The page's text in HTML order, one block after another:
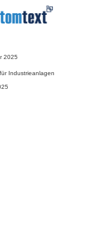
2025
Industrieanlagen